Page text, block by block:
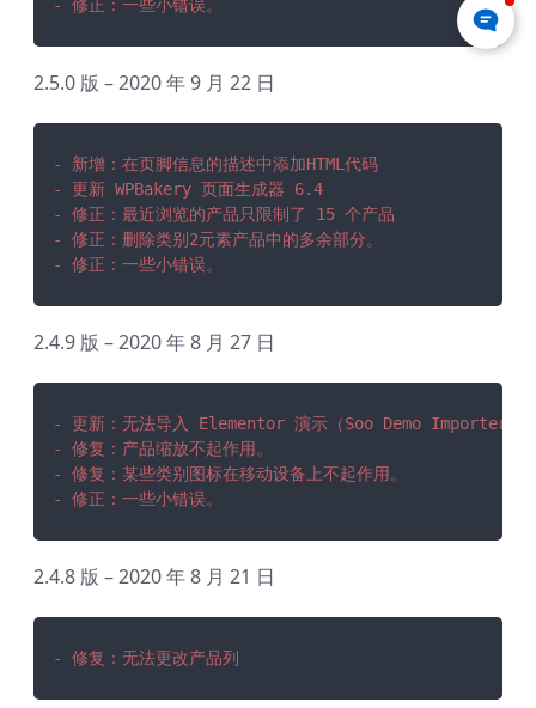
- 修正：一些小错误。
2.5.0 版 – 2020 年 9 月 22 日
- 新增：在页脚信息的描述中添加HTML代码
- 更新 WPBakery 页面生成器 6.4
- 修正：最近浏览的产品只限制了 15 个产品
- 修正：删除类别2元素产品中的多余部分。
- 修正：一些小错误。
2.4.9 版 – 2020 年 8 月 27 日
- 更新：无法导入 Elementor 演示（Soo Demo Importer
- 修复：产品缩放不起作用。
- 修复：某些类别图标在移动设备上不起作用。
- 修正：一些小错误。
2.4.8 版 – 2020 年 8 月 21 日
- 修复：无法更改产品列